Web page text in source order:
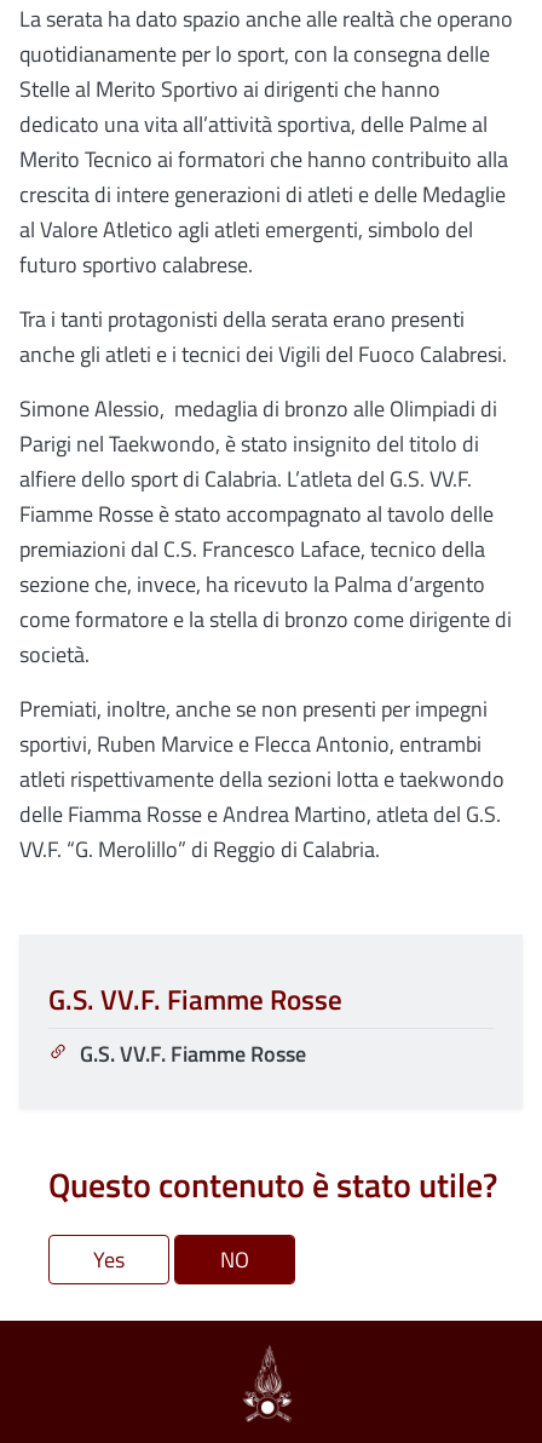
La serata ha dato spazio anche alle realtà che operano
quotidianamente per lo sport, con la consegna delle
Stelle al Merito Sportivo ai dirigenti che hanno
dedicato una vita all’attività sportiva, delle Palme al
Merito Tecnico ai formatori che hanno contribuito alla
crescita di intere generazioni di atleti e delle Medaglie
al Valore Atletico agli atleti emergenti, simbolo del
futuro sportivo calabrese.
Tra i tanti protagonisti della serata erano presenti
anche gli atleti e i tecnici dei Vigili del Fuoco Calabresi.
Simone Alessio, medaglia di bronzo alle Olimpiadi di
Parigi nel Taekwondo, è stato insignito del titolo di
alfiere dello sport di Calabria. L’atleta del G.S. VV.F.
Fiamme Rosse è stato accompagnato al tavolo delle
premiazioni dal C.S. Francesco Laface, tecnico della
sezione che, invece, ha ricevuto la Palma d’argento
come formatore e la stella di bronzo come dirigente di
società.
Premiati, inoltre, anche se non presenti per impegni
sportivi, Ruben Marvice e Flecca Antonio, entrambi
atleti rispettivamente della sezioni lotta e taekwondo
delle Fiamma Rosse e Andrea Martino, atleta del G.S.
VV.F. “G. Merolillo” di Reggio di Calabria.
G.S. VV.F. Fiamme Rosse
G.S. VV.F. Fiamme Rosse
Questo contenuto è stato utile?